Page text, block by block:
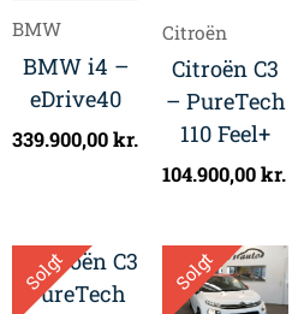
BMW
BMW i4 –
eDrive40
339.900,00kr.
Citroën
Citroën C3
– PureTech
110 Feel+
104.900,00kr.
Solgt Solgt